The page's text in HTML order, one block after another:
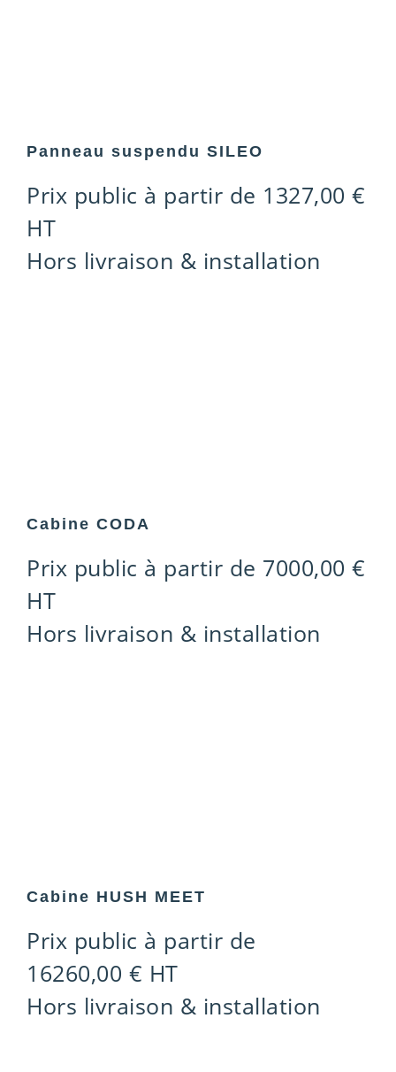
Panneau suspendu SILEO
Prix public à partir de 1327,00 €
HT
Hors livraison & installation
Cabine CODA
Prix public à partir de 7000,00 €
HT
Hors livraison & installation
Cabine HUSH MEET
Prix public à partir de
16260,00 € HT
Hors livraison & installation